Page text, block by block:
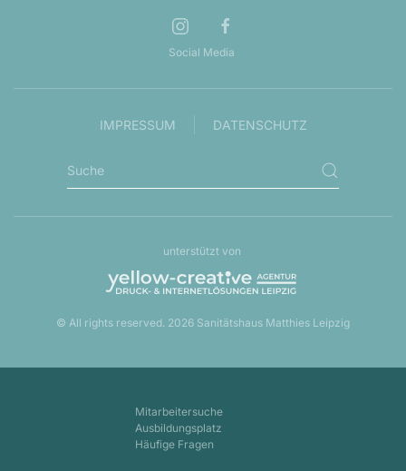
Social Media
IMPRESSUM DATENSCHUTZ
unterstützt von
© All rights reserved. 2026 Sanitätshaus Matthies Leipzig
Mitarbeitersuche
Ausbildungsplatz
Häufige Fragen